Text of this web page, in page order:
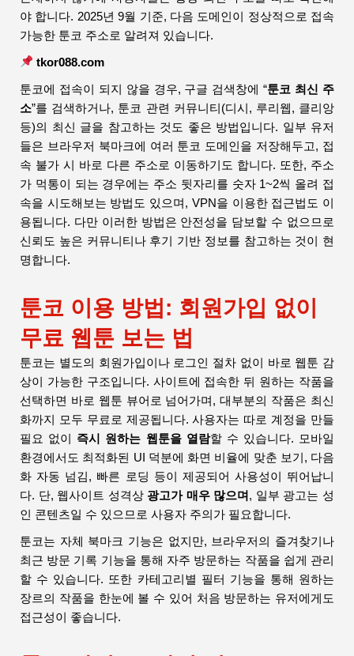
야 합니다. 2025년 9월 기준, 다음 도메인이 정상적으로 접속
가능한 툰코 주소로 알려져 있습니다.
tkor088.com
툰코에 접속이 되지 않을 경우, 구글 검색창에 “툰코 최신 주
소”를 검색하거나, 툰코 관련 커뮤니티(디시, 루리웹, 클리앙
등)의 최신 글을 참고하는 것도 좋은 방법입니다. 일부 유저
들은 브라우저 북마크에 여러 툰코 도메인을 저장해두고, 접
속 불가 시 바로 다른 주소로 이동하기도 합니다. 또한, 주소
가 먹통이 되는 경우에는 주소 뒷자리를 숫자 1~2씩 올려 접
속을 시도해보는 방법도 있으며, VPN을 이용한 접근법도 이
용됩니다. 다만 이러한 방법은 안전성을 담보할 수 없으므로
신뢰도 높은 커뮤니티나 후기 기반 정보를 참고하는 것이 현
명합니다.
툰코 이용 방법: 회원가입 없이
무료 웹툰 보는 법
툰코는 별도의 회원가입이나 로그인 절차 없이 바로 웹툰 감
상이 가능한 구조입니다. 사이트에 접속한 뒤 원하는 작품을
선택하면 바로 웹툰 뷰어로 넘어가며, 대부분의 작품은 최신
화까지 모두 무료로 제공됩니다. 사용자는 따로 계정을 만들
필요 없이 즉시 원하는 웹툰을 열람할 수 있습니다. 모바일
환경에서도 최적화된 UI 덕분에 화면 비율에 맞춘 보기, 다음
화 자동 넘김, 빠른 로딩 등이 제공되어 사용성이 뛰어납니
다. 단, 웹사이트 성격상 광고가 매우 많으며, 일부 광고는 성
인 콘텐츠일 수 있으므로 사용자 주의가 필요합니다.
툰코는 자체 북마크 기능은 없지만, 브라우저의 즐겨찾기나
최근 방문 기록 기능을 통해 자주 방문하는 작품을 쉽게 관리
할 수 있습니다. 또한 카테고리별 필터 기능을 통해 원하는
장르의 작품을 한눈에 볼 수 있어 처음 방문하는 유저에게도
접근성이 좋습니다.